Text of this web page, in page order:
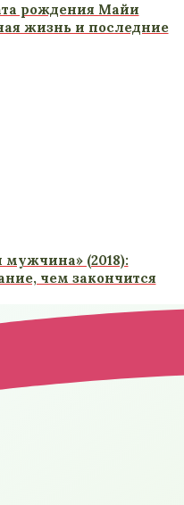
рождения Майи
жизнь и последние
(2018):
чем закончится